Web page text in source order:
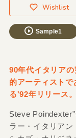
Wishlist
Sample1
90年代イタリア
的アーティスト
る'92年リリース。
Steve
ラー・イタリア